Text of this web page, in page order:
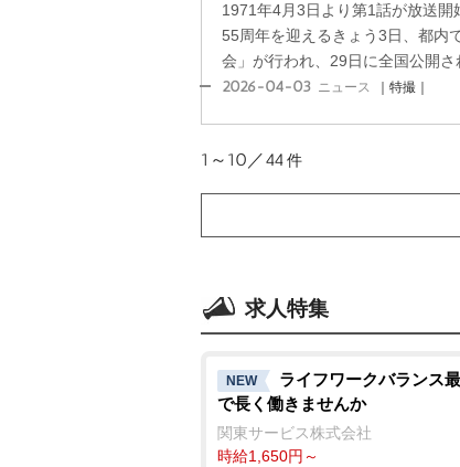
1971年4月3日より第1話が放送
55周年を迎えるきょう3日、都内
会」が行われ、29日に全国公開さ
2026-04-03 ニュース ｜特撮｜
1～10／44件
求人特集
NEW
ライフワークバランス
で長く働きませんか
関東サービス株式会社
時給1,650円～